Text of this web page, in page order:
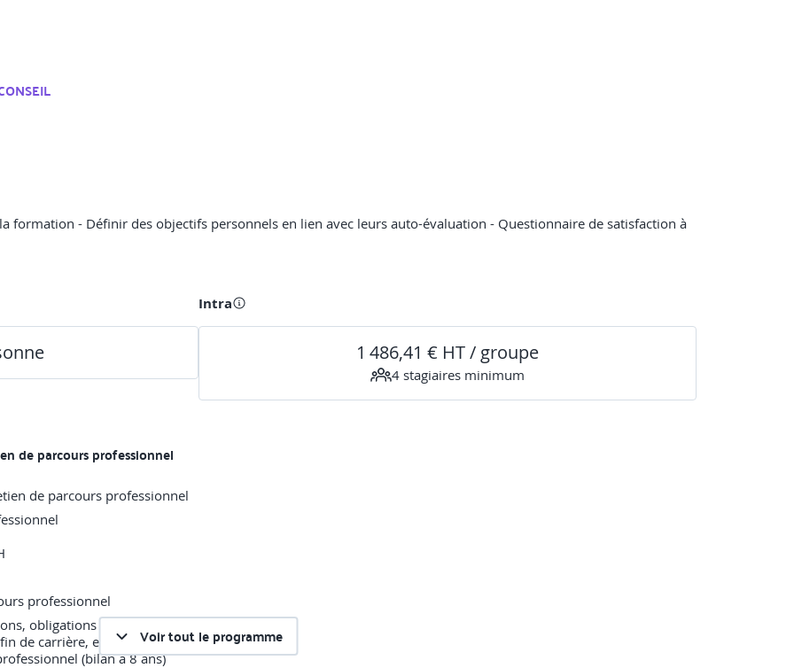
formation - Définir des objectifs personnels en lien avec leurs auto-évaluation - Questionnaire de satisfaction à
Intra
1 486,41 € HT / groupe
4 stagiaires minimum
de parcours professionnel
obligations et opportunités
de carrière, entretien de reprise
(bilan à 8 ans)
Voir tout le programme